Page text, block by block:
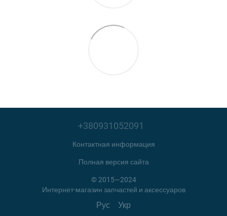
+380931052091
Контактная информация
Полная версия сайта
© 2015—2024
Интернет-магазин запчастей и аксессуаров
Рус Укр